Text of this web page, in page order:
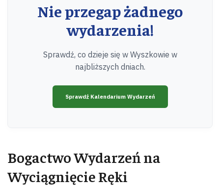
Nie przegap żadnego
wydarzenia!
Sprawdź, co dzieje się w Wyszkowie w
najbliższych dniach.
Sprawdź Kalendarium Wydarzeń
Bogactwo Wydarzeń na
Wyciągnięcie Ręki